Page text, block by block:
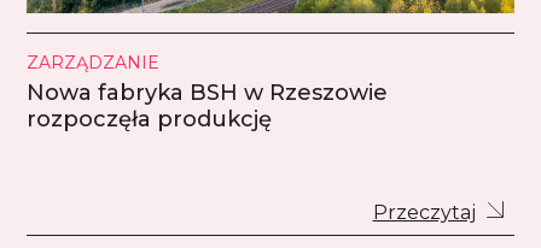
ZARZĄDZANIE
Nowa fabryka BSH w Rzeszowie
rozpoczęła produkcję
Przeczytaj